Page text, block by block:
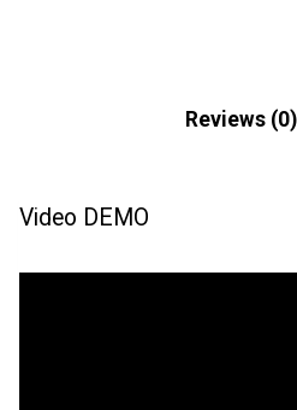
Reviews (0)
Video DEMO